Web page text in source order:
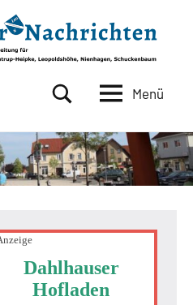
Menü
Dahlhauser
Hofladen